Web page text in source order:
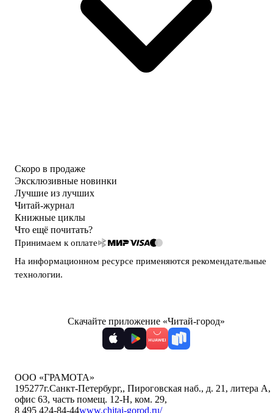
Скоро в продаже
Эксклюзивные новинки
Лучшие из лучших
Читай-журнал
Книжные циклы
Что ещё почитать?
Принимаем к оплате
На информационном ресурсе применяются рекомендательные
технологии.
Скачайте приложение «Читай-город»
ООО «ГРАМОТА»
195277г.Санкт-Петербург,, Пироговская наб., д. 21, литера А,
офис 63, часть помещ. 12-Н, ком. 29,
8 495 424-84-44www.chitai-gorod.ru/